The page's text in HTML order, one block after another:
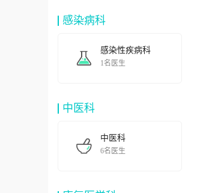
感染病科
感染性疾病科
1名医生
中医科
中医科
6名医生